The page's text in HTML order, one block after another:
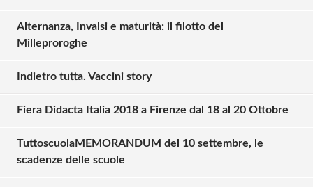
Alternanza, Invalsi e maturità: il filotto del
Milleproroghe
Indietro tutta. Vaccini story
Fiera Didacta Italia 2018 a Firenze dal 18 al 20 Ottobre
TuttoscuolaMEMORANDUM del 10 settembre, le
scadenze delle scuole
Solo gli utenti registrati possono
commentare!
Effettua il Login o
oppure accedi via